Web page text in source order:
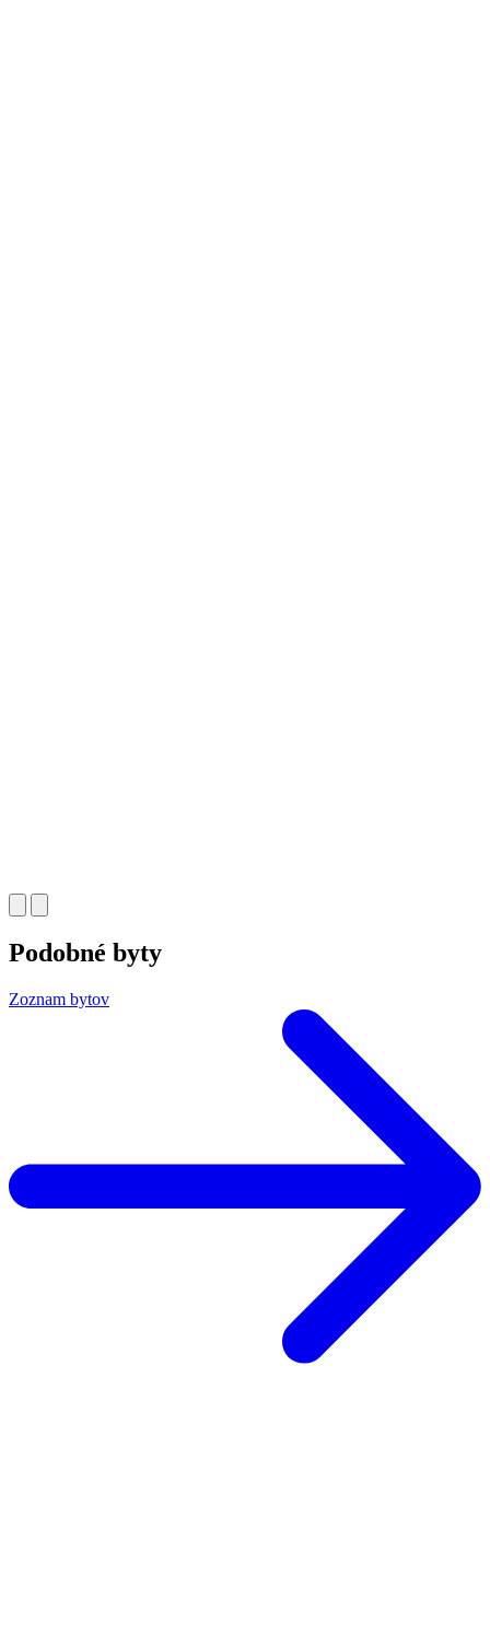
Podobné byty
Zoznam bytov